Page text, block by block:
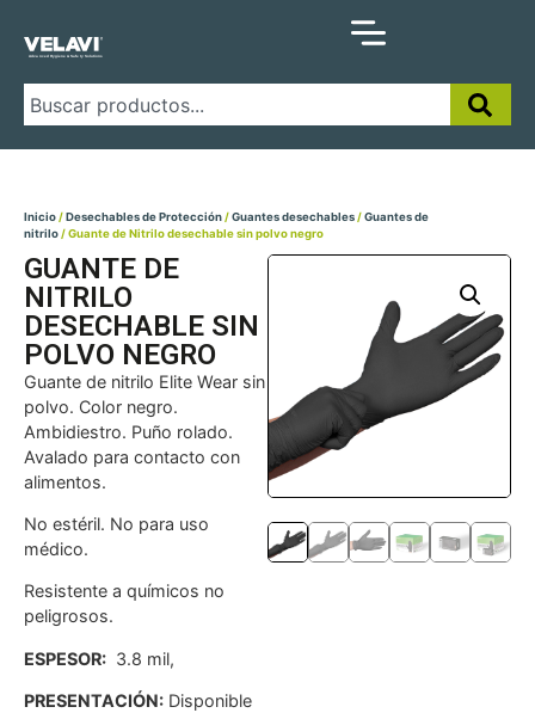
Inicio/Desechables de Protección/Guantes desechables/Guantes de
nitrilo/ Guante de Nitrilo desechable sin polvo negro
GUANTE DE
NITRILO
DESECHABLE SIN
POLVO NEGRO
Guante de nitrilo Elite Wear sin
polvo. Color negro.
Ambidiestro. Puño rolado.
Avalado para contacto con
alimentos.
No estéril. No para uso
médico.
Resistente a químicos no
peligrosos.
ESPESOR: 3.8 mil,
PRESENTACIÓN: Disponible